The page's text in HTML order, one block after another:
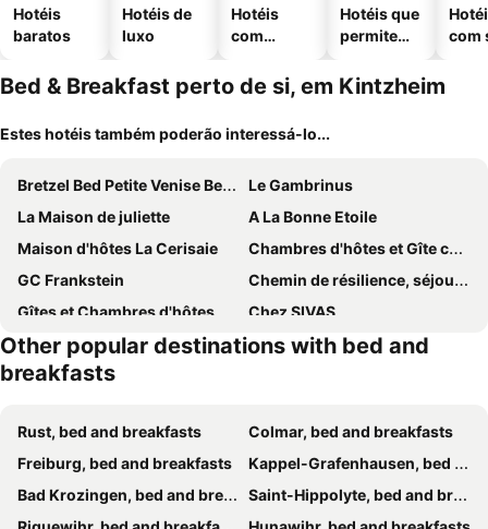
Hotéis
baratos
Hotéis de
luxo
Hotéis
com
Hotéis que
permitem
com
Bed & Breakfast perto de si, em Kintzheim
Estes hotéis também poderão interessá-lo...
Bretzel Bed Petite Venise Bed in Shared room City Center Wi-Fi
Le Gambrinus
La Maison de juliette
A La Bonne Etoile
Maison d'hôtes La Cerisaie
Chambres d'hôtes et Gîte chez Martine
GC Frankstein
Chemin de résilience, séjours détente et nature
Gîtes et Chambres d'hôtes, l'Erable
Chez SIVAS
Other popular destinations with bed and
breakfasts
Rust, bed and breakfasts
Colmar, bed and breakfasts
Freiburg, bed and breakfasts
Kappel-Grafenhausen, bed and breakfasts
Bad Krozingen, bed and breakfasts
Saint-Hippolyte, bed and breakfasts